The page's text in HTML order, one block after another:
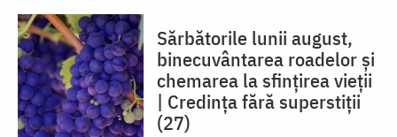
Sărbătorile lunii august,
binecuvântarea roadelor și
chemarea la sfințirea vieții
| Credința fără superstiții
(27)